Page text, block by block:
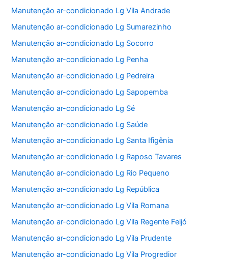
Manutenção ar-condicionado Lg Vila Andrade
Manutenção ar-condicionado Lg Sumarezinho
Manutenção ar-condicionado Lg Socorro
Manutenção ar-condicionado Lg Penha
Manutenção ar-condicionado Lg Pedreira
Manutenção ar-condicionado Lg Sapopemba
Manutenção ar-condicionado Lg Sé
Manutenção ar-condicionado Lg Saúde
Manutenção ar-condicionado Lg Santa Ifigênia
Manutenção ar-condicionado Lg Raposo Tavares
Manutenção ar-condicionado Lg Rio Pequeno
Manutenção ar-condicionado Lg República
Manutenção ar-condicionado Lg Vila Romana
Manutenção ar-condicionado Lg Vila Regente Feijó
Manutenção ar-condicionado Lg Vila Prudente
Manutenção ar-condicionado Lg Vila Progredior